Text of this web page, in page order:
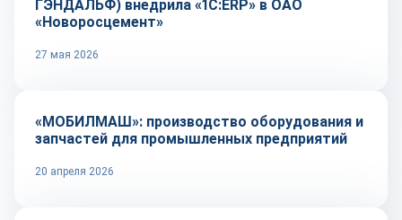
ГЭНДАЛЬФ) внедрила «1С:ERP» в ОАО
«Новоросцемент»
27 мая 2026
Оборудование и инструмент
«МОБИЛМАШ»: производство оборудования и
запчастей для промышленных предприятий
20 апреля 2026
Оборудование и инструмент